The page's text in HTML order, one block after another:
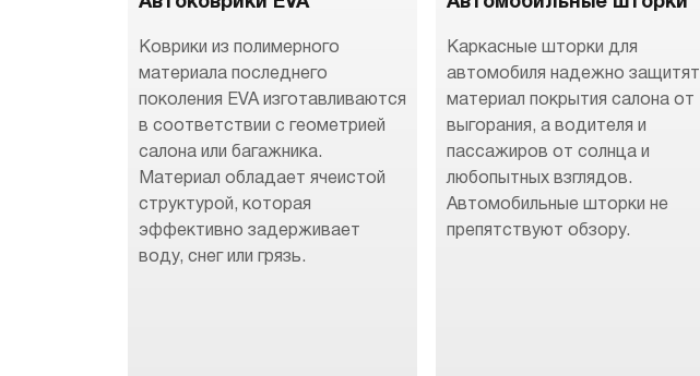
Коврики из полимерного
материала последнего
поколения EVA изготавливаются
в соответствии с геометрией
салона или багажника.
Материал обладает ячеистой
структурой, которая
эффективно задерживает
воду, снег или грязь.
Каркасные шторки для
автомобиля надежно защитят
материал покрытия салона от
выгорания, а водителя и
пассажиров от солнца и
любопытных взглядов.
Автомобильные шторки не
препятствуют обзору.